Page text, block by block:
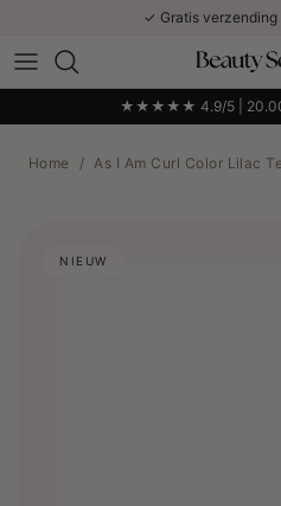
✓ Gratis
★★★★★ 4.9/5 |
Home / As I Am Curl Color Lilac
NIEUW